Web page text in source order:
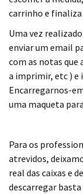
carrinho e finaliza
Uma vez
enviar um email
com as notas que
a imprimir, etc ) e
Encarregarnos-
uma maqueta
Para os
atrevidos,
real das caixas e
descarregar basta